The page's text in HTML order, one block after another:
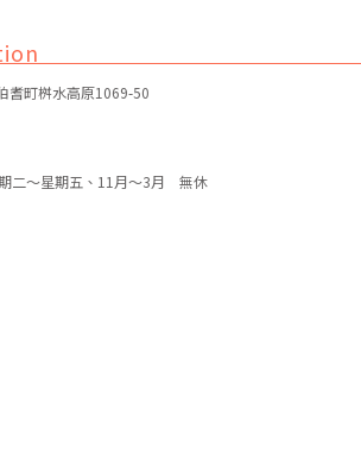
耆町桝水高原1069-50
二～星期五、11月～3月 無休